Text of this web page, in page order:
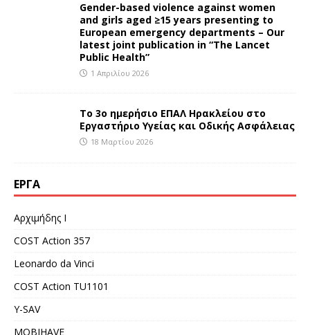
Gender-based violence against women
and girls aged ≥15 years presenting to
European emergency departments – Our
latest joint publication in “The Lancet
Public Health”
1 Απριλίου 2026
Το 3ο ημερήσιο ΕΠΑΛ Ηρακλείου στο
Εργαστήριο Υγείας και Οδικής Ασφάλειας
18 Μαρτίου 2026
ΈΡΓΑ
Αρχιμήδης Ι
COST Action 357
Leonardo da Vinci
COST Action TU1101
Y-SAV
MOBIHAVE